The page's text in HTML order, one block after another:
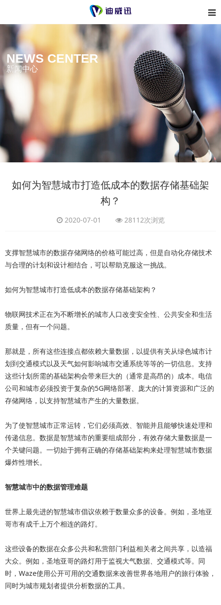
NEWS CENTER
新闻中心
如何为智慧城市打造低成本的数据存储基础架
构？
2020-07-01 28112次浏览
支撑智慧城市的数据存储网络的价格可能过高，但是自动化存储技术
与合理的计划和设计相结合，可以帮助克服这一挑战。
如何为智慧城市打造低成本的数据存储基础架构？
物联网技术正在为不断增长的城市人口改变安全性、公共安全和生活
质量，但有一个问题。
那就是，所有这些连接点都依赖大量数据，以提供有关从绿色城市计
划到交通模式以及天气如何影响城市交通系统等等的一切信息。支持
这些计划所需的基础架构会带来巨大的（通常是高昂的）成本。电信
公司和城市必须投资于复杂的5G网络部署、庞大的计算资源和广泛的
存储网络，以支持智慧城市产生的大量数据。
为了使智慧城市正常运转，它们必须高效、智能并且能够快速处理和
传递信息。数据是智慧城市的重要组成部分，有效存储大量数据是一
个关键问题。一切始于拥有正确的存储基础架构来处理智慧城市数据
爆炸性增长。
智慧城市中的数据管理难题
世界上最先进的智慧城市倡议依赖于数量众多的设备。例如，圣地亚
哥市有成千上万个相连的路灯。
这些设备的数据在众多公共和私营部门利益相关者之间共享，以造福
大众。例如，圣地亚哥的路灯用于监视大气数据、交通模式等。同
时，Waze使用公开可用的交通数据来改善世界各地用户的旅行体验，
同时为城市规划者提供分析数据的工具。